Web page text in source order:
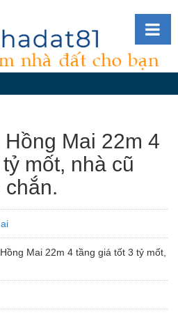
Mai 22m 4
mốt, nhà cũ
chắn.
Mai 22m 4 tầng giá tốt 3 tỷ mốt,